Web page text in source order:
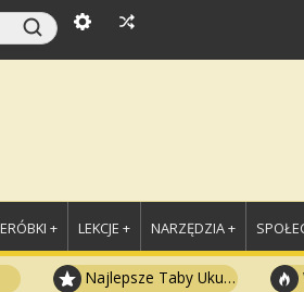
+ LEKCJE + NARZĘDZIA +
Najlepsze Taby Ukulele